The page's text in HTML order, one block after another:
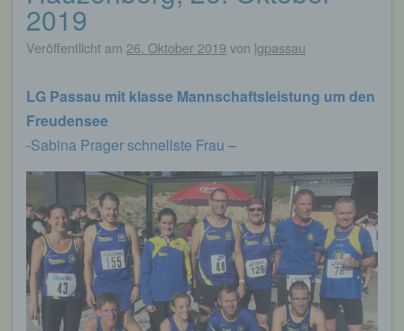
2019
Veröffentlicht am 26. Oktober 2019 von lgpassau
LG Passau mit klasse Mannschaftsleistung um den
Freudensee
-Sabina Prager schnellste Frau –